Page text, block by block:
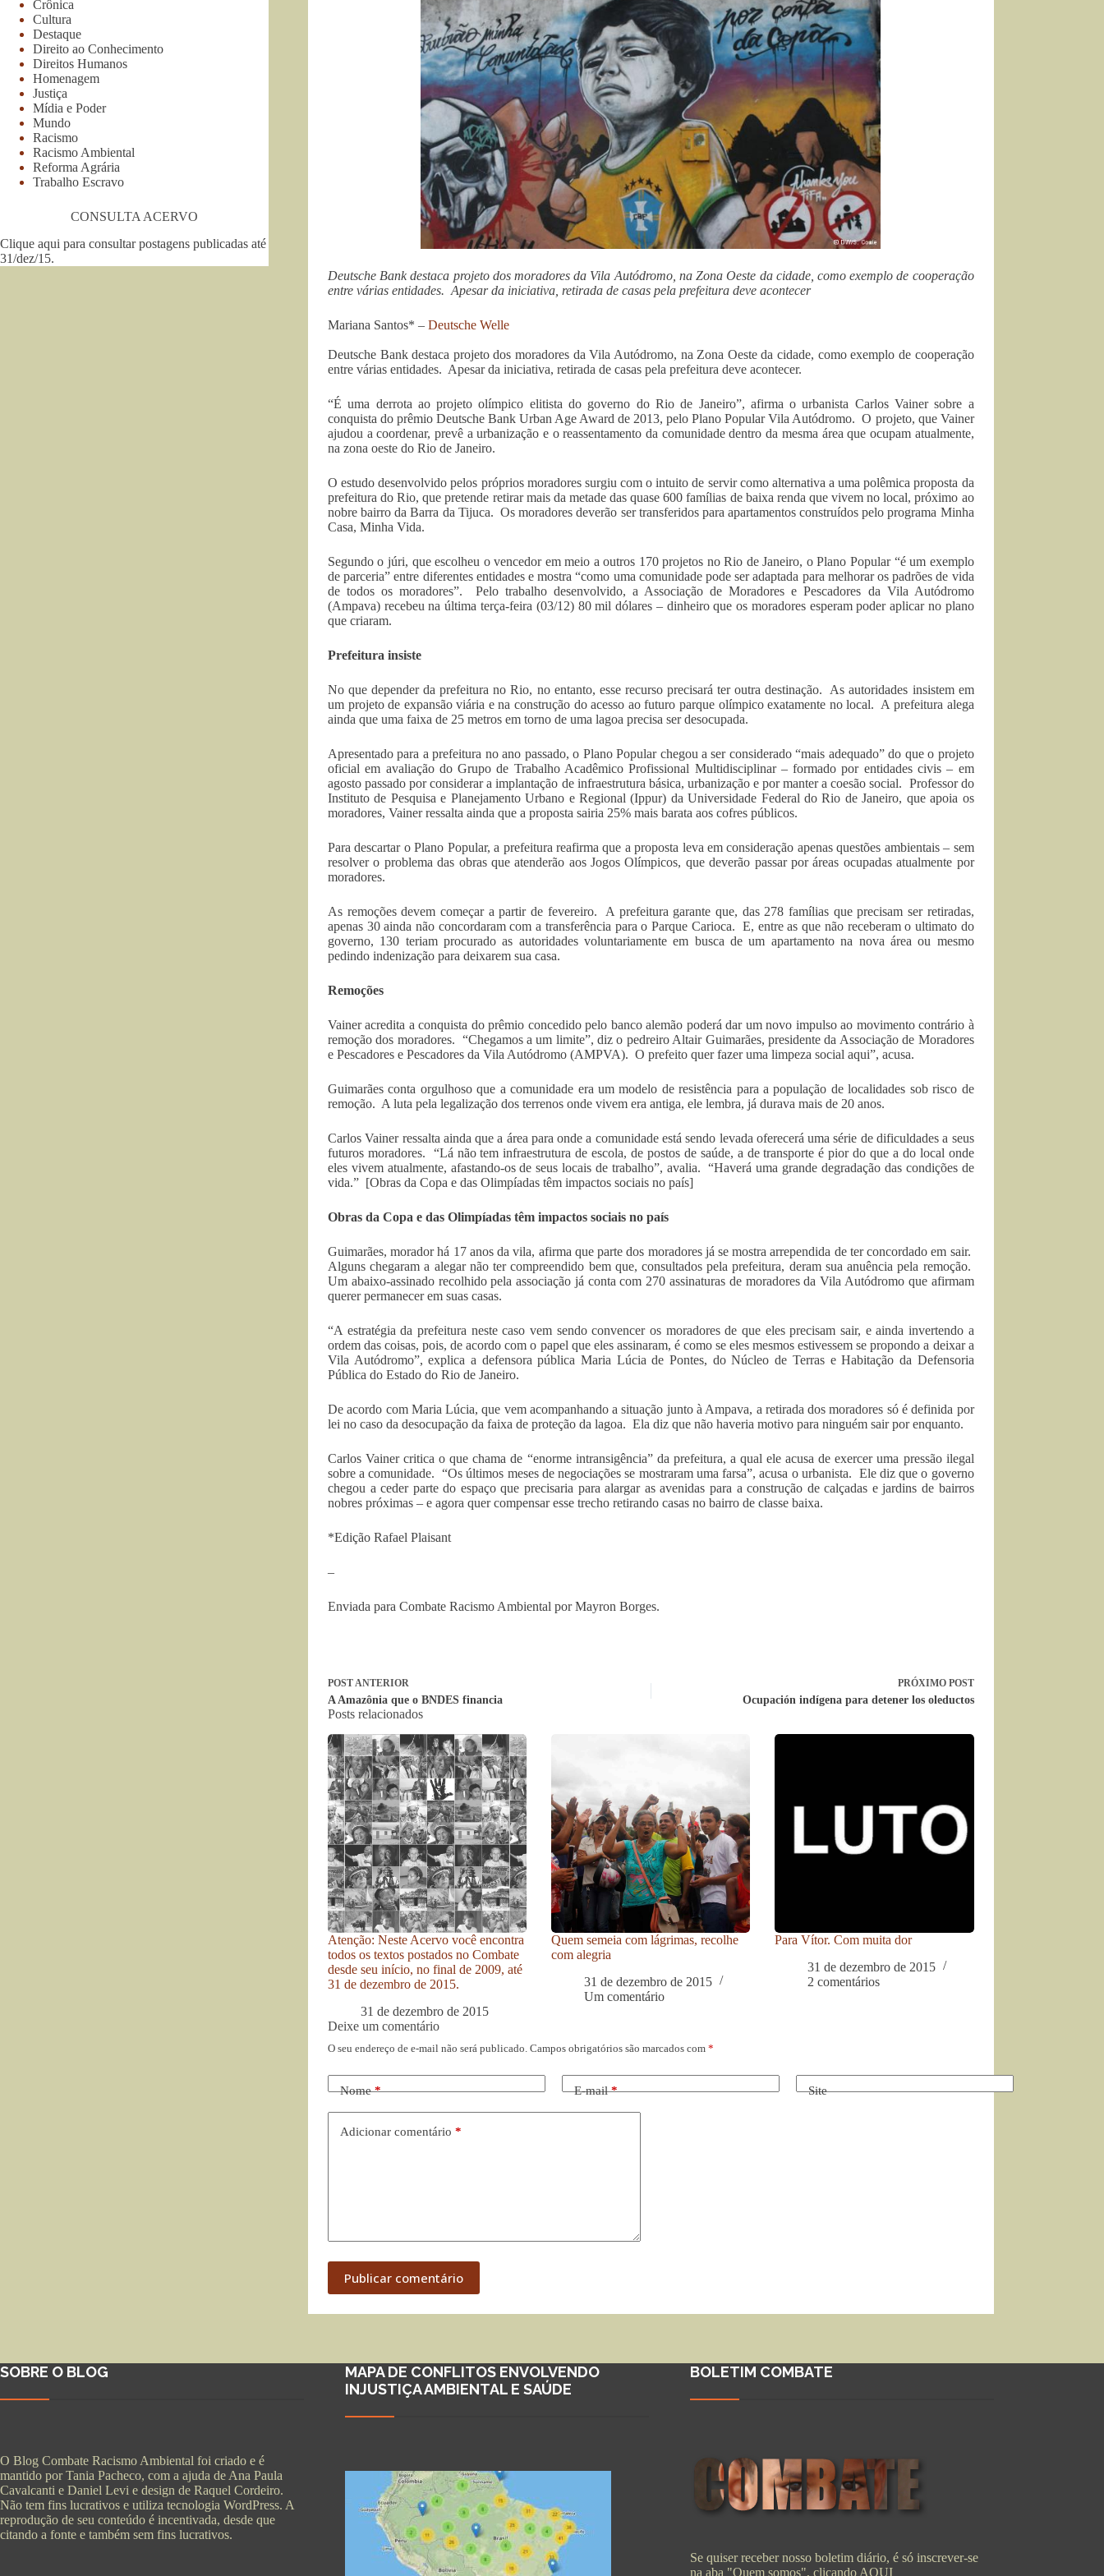
Deutsche Bank destaca projeto dos moradores da Vila Autódromo, na Zona Oeste da cidade, como exemplo de cooperação
entre várias entidades. Apesar da iniciativa, retirada de casas pela prefeitura deve acontecer
Mariana Santos* – Deutsche Welle
Deutsche Bank destaca projeto dos moradores da Vila Autódromo, na Zona Oeste da cidade, como exemplo de cooperação
entre várias entidades. Apesar da iniciativa, retirada de casas pela prefeitura deve acontecer.
“É uma derrota ao projeto olímpico elitista do governo do Rio de Janeiro”, afirma o urbanista Carlos Vainer sobre a
conquista do prêmio Deutsche Bank Urban Age Award de 2013, pelo Plano Popular Vila Autódromo. O projeto, que Vainer
ajudou a coordenar, prevê a urbanização e o reassentamento da comunidade dentro da mesma área que ocupam atualmente,
na zona oeste do Rio de Janeiro.
O estudo desenvolvido pelos próprios moradores surgiu com o intuito de servir como alternativa a uma polêmica proposta da
prefeitura do Rio, que pretende retirar mais da metade das quase 600 famílias de baixa renda que vivem no local, próximo ao
nobre bairro da Barra da Tijuca. Os moradores deverão ser transferidos para apartamentos construídos pelo programa Minha
Casa, Minha Vida.
Segundo o júri, que escolheu o vencedor em meio a outros 170 projetos no Rio de Janeiro, o Plano Popular “é um exemplo
de parceria” entre diferentes entidades e mostra “como uma comunidade pode ser adaptada para melhorar os padrões de vida
de todos os moradores”. Pelo trabalho desenvolvido, a Associação de Moradores e Pescadores da Vila Autódromo
(Ampava) recebeu na última terça-feira (03/12) 80 mil dólares – dinheiro que os moradores esperam poder aplicar no plano
que criaram.
Prefeitura insiste
No que depender da prefeitura no Rio, no entanto, esse recurso precisará ter outra destinação. As autoridades insistem em
um projeto de expansão viária e na construção do acesso ao futuro parque olímpico exatamente no local. A prefeitura alega
ainda que uma faixa de 25 metros em torno de uma lagoa precisa ser desocupada.
Apresentado para a prefeitura no ano passado, o Plano Popular chegou a ser considerado “mais adequado” do que o projeto
oficial em avaliação do Grupo de Trabalho Acadêmico Profissional Multidisciplinar – formado por entidades civis – em
agosto passado por considerar a implantação de infraestrutura básica, urbanização e por manter a coesão social. Professor do
Instituto de Pesquisa e Planejamento Urbano e Regional (Ippur) da Universidade Federal do Rio de Janeiro, que apoia os
moradores, Vainer ressalta ainda que a proposta sairia 25% mais barata aos cofres públicos.
Para descartar o Plano Popular, a prefeitura reafirma que a proposta leva em consideração apenas questões ambientais – sem
resolver o problema das obras que atenderão aos Jogos Olímpicos, que deverão passar por áreas ocupadas atualmente por
moradores.
As remoções devem começar a partir de fevereiro. A prefeitura garante que, das 278 famílias que precisam ser retiradas,
apenas 30 ainda não concordaram com a transferência para o Parque Carioca. E, entre as que não receberam o ultimato do
governo, 130 teriam procurado as autoridades voluntariamente em busca de um apartamento na nova área ou mesmo
pedindo indenização para deixarem sua casa.
Remoções
Vainer acredita a conquista do prêmio concedido pelo banco alemão poderá dar um novo impulso ao movimento contrário à
remoção dos moradores. “Chegamos a um limite”, diz o pedreiro Altair Guimarães, presidente da Associação de Moradores
e Pescadores e Pescadores da Vila Autódromo (AMPVA). O prefeito quer fazer uma limpeza social aqui”, acusa.
Guimarães conta orgulhoso que a comunidade era um modelo de resistência para a população de localidades sob risco de
remoção. A luta pela legalização dos terrenos onde vivem era antiga, ele lembra, já durava mais de 20 anos.
Carlos Vainer ressalta ainda que a área para onde a comunidade está sendo levada oferecerá uma série de dificuldades a seus
futuros moradores. “Lá não tem infraestrutura de escola, de postos de saúde, a de transporte é pior do que a do local onde
eles vivem atualmente, afastando-os de seus locais de trabalho”, avalia. “Haverá uma grande degradação das condições de
vida.” [Obras da Copa e das Olimpíadas têm impactos sociais no país]
Obras da Copa e das Olimpíadas têm impactos sociais no país
Guimarães, morador há 17 anos da vila, afirma que parte dos moradores já se mostra arrependida de ter concordado em sair.
Alguns chegaram a alegar não ter compreendido bem que, consultados pela prefeitura, deram sua anuência pela remoção.
Um abaixo-assinado recolhido pela associação já conta com 270 assinaturas de moradores da Vila Autódromo que afirmam
querer permanecer em suas casas.
“A estratégia da prefeitura neste caso vem sendo convencer os moradores de que eles precisam sair, e ainda invertendo a
ordem das coisas, pois, de acordo com o papel que eles assinaram, é como se eles mesmos estivessem se propondo a deixar a
Vila Autódromo”, explica a defensora pública Maria Lúcia de Pontes, do Núcleo de Terras e Habitação da Defensoria
Pública do Estado do Rio de Janeiro.
De acordo com Maria Lúcia, que vem acompanhando a situação junto à Ampava, a retirada dos moradores só é definida por
lei no caso da desocupação da faixa de proteção da lagoa. Ela diz que não haveria motivo para ninguém sair por enquanto.
Carlos Vainer critica o que chama de “enorme intransigência” da prefeitura, a qual ele acusa de exercer uma pressão ilegal
sobre a comunidade. “Os últimos meses de negociações se mostraram uma farsa”, acusa o urbanista. Ele diz que o governo
chegou a ceder parte do espaço que precisaria para alargar as avenidas para a construção de calçadas e jardins de bairros
nobres próximas – e agora quer compensar esse trecho retirando casas no bairro de classe baixa.
*Edição Rafael Plaisant
–
Enviada para Combate Racismo Ambiental por Mayron Borges.
POSTANTERIOR
A Amazônia que o BNDES financia
PRÓXIMO POST
Ocupación indígena para detener los oleductos
Posts relacionados
Atenção: Neste Acervo você encontra
todos os textos postados no Combate
desde seu início, no final de 2009, até
31 de dezembro de 2015.
31 de dezembro de 2015
Quem semeia com lágrimas, recolhe
com alegria
31 de dezembro de 2015
Um comentário
Para Vítor. Com muita dor
31 de dezembro de 2015
2 comentários
Deixe um comentário
O seu endereço de e-mail não será publicado. Campos obrigatórios são marcados com *
Nome* E-mail* Site
Adicionar comentário *
Publicar comentário
Crônica
Cultura
Destaque
Direito ao Conhecimento
Direitos Humanos
Homenagem
Justiça
Mídia e Poder
Mundo
Racismo
Racismo Ambiental
Reforma Agrária
Trabalho Escravo
CONSULTA ACERVO
Clique aqui para consultar postagens publicadas até
31/dez/15.
SOBRE O BLOG
O Blog Combate Racismo Ambiental foi criado e é
mantido por Tania Pacheco, com a ajuda de Ana Paula
Cavalcanti e Daniel Levi e design de Raquel Cordeiro.
Não tem fins lucrativos e utiliza tecnologia WordPress. A
reprodução de seu conteúdo é incentivada, desde que
citando a fonte e também sem fins lucrativos.
MAPA DE CONFLITOS ENVOLVENDO
INJUSTIÇA AMBIENTAL E SAÚDE
BOLETIM COMBATE
Se quiser receber nosso boletim diário, é só inscrever-se
na aba "Quem somos", clicando AQUI